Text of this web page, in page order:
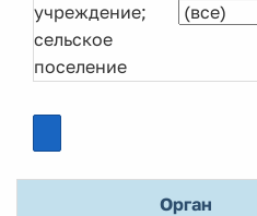
учреждение;
сельское
поселение
Орган